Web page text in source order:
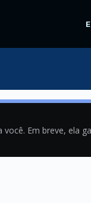
Em breve, ela